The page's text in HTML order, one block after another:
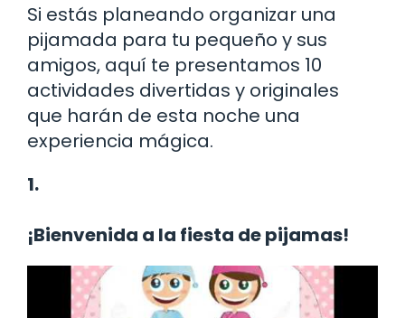
Si estás planeando organizar una
pijamada para tu pequeño y sus
amigos, aquí te presentamos 10
actividades divertidas y originales
que harán de esta noche una
experiencia mágica.
1.
¡Bienvenida a la fiesta de pijamas!